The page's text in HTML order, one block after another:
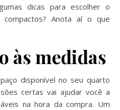
dicas para escolher o
Anota aí o que
às medidas
disponível no seu quarto
certas vai ajudar você a
na hora da compra. Um